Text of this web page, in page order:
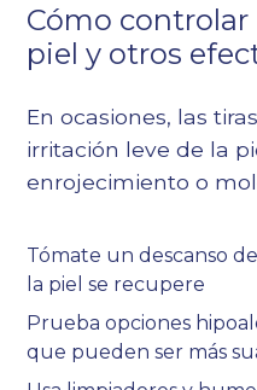
Cómo
piel y otros
En ocasiones, las
irritación leve de la
enrojecimiento o
Tómate un descanso
la piel se recupere
Prueba opciones
que pueden ser más